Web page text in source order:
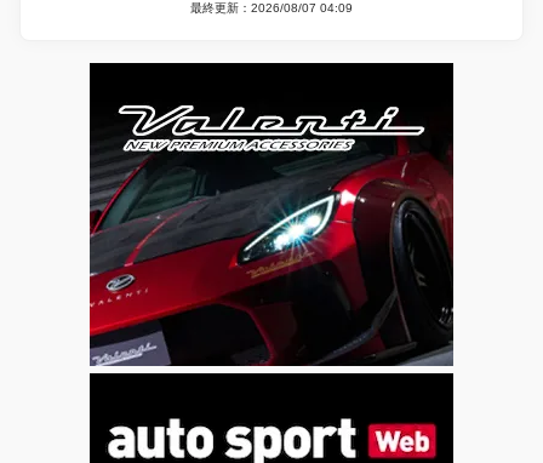
最終更新：2026/08/07 04:09